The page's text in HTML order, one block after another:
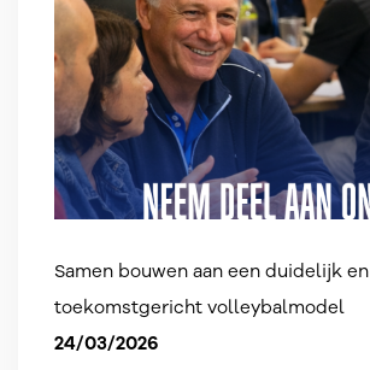
Samen bouwen aan een duidelijk en
toekomstgericht volleybalmodel
24/03/2026